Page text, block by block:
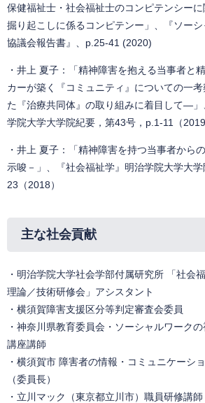
保健福祉士・社会福祉士のコンピテンシー
掘り起こしに係るコンピテンー」、『ソー
協議会報告書』、p.25-41 (2020)
・井上 夏子：「精神障害を抱える当事者と
カーが築く『コミュニティ』についての一
た『治療共同体』の取り組みに着目して―
学院大学大学院紀要，第43号，p.1-11（2019
・井上 夏子：「精神障害を持つ当事者から
示唆－」、『社会福祉学』明治学院大学大
23（2018）
主な社会貢献
・明治学院大学社会学部付属研究所 「社会
理論／技術研修会」アシスタント
・横須賀障害支援区分等判定審査会委員
・神奈川県教育委員会・ソーシャルワーク
講座講師
・横須賀市 障害者の情報・コミュニケーシ
（委員長）
・立川マック（東京都立川市）職員研修講師